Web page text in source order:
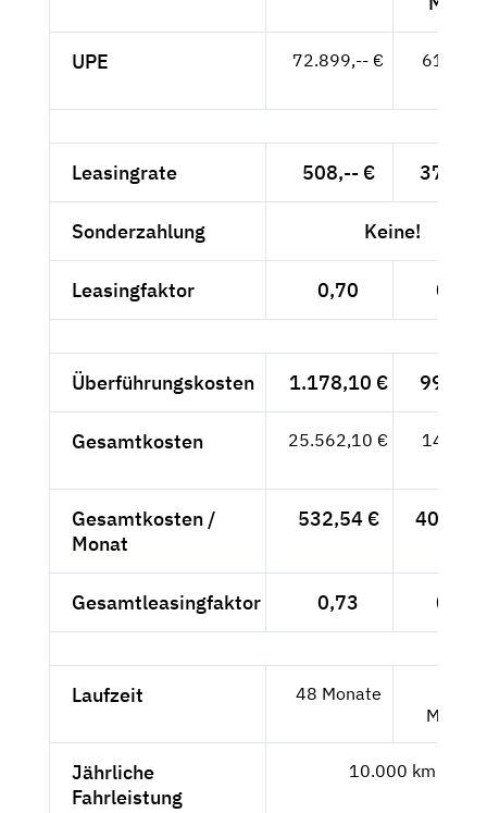
UPE 72.899,-- €
Leasingrate 508,-- € 379,--
Sonderzahlung Keine!
Leasingfaktor 0,70 0,62
Überführungskosten 1.178,10 € 990,--
Gesamtkosten 25.562,10 €
Gesamtkosten /
Monat
532,54 € 406,50
Gesamtleasingfaktor 0,73 0,66
Laufzeit 48 Monate
Monate
Jährliche
Fahrleistung
10.000 km